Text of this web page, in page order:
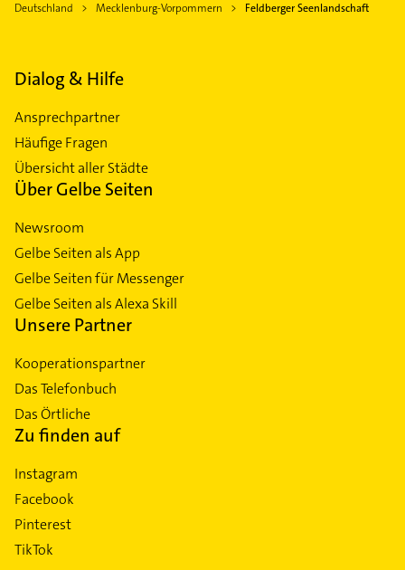
Deutschland Mecklenburg-Vorpommern Feldberger Seenlandschaft
Dialog & Hilfe
Ansprechpartner
Häufige Fragen
Übersicht aller Städte
Über Gelbe Seiten
Newsroom
Gelbe Seiten als App
Gelbe Seiten für Messenger
Gelbe Seiten als Alexa Skill
Unsere Partner
Kooperationspartner
Das Telefonbuch
Das Örtliche
Zu finden auf
Instagram
Facebook
Pinterest
TikTok